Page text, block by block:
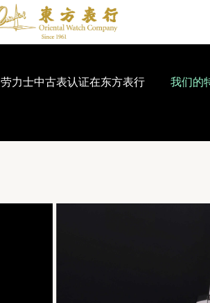
劳力士中古表认证在东方表行 我们的